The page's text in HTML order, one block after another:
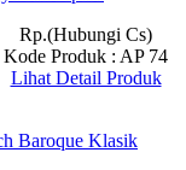
Rp.(Hubungi Cs)
Kode Produk : AP 74
Lihat Detail Produk